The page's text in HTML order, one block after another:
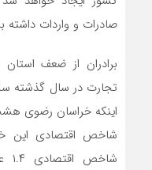
صادرات و واردات داشته
برادران از ضعف
تجارت در سال گذشته
شاخص اقتصادی این